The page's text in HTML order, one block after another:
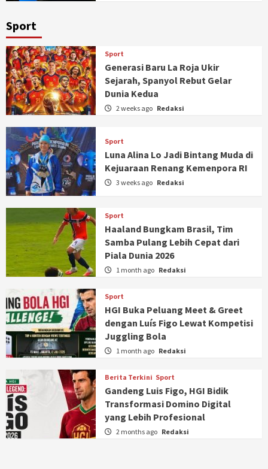
Sport
Sport
Generasi Baru La Roja Ukir
Sejarah, Spanyol Rebut Gelar
Dunia Kedua
2 weeks ago Redaksi
Sport
Luna Alina Lo Jadi Bintang Muda di
Kejuaraan Renang Kemenpora RI
3 weeks ago Redaksi
Sport
Haaland Bungkam Brasil, Tim
Samba Pulang Lebih Cepat dari
Piala Dunia 2026
1 month ago Redaksi
Sport
HGI Buka Peluang Meet & Greet
dengan Luís Figo Lewat Kompetisi
Juggling Bola
1 month ago Redaksi
Berita Terkini Sport
Gandeng Luis Figo, HGI Bidik
Transformasi Domino Digital
yang Lebih Profesional
2 months ago Redaksi